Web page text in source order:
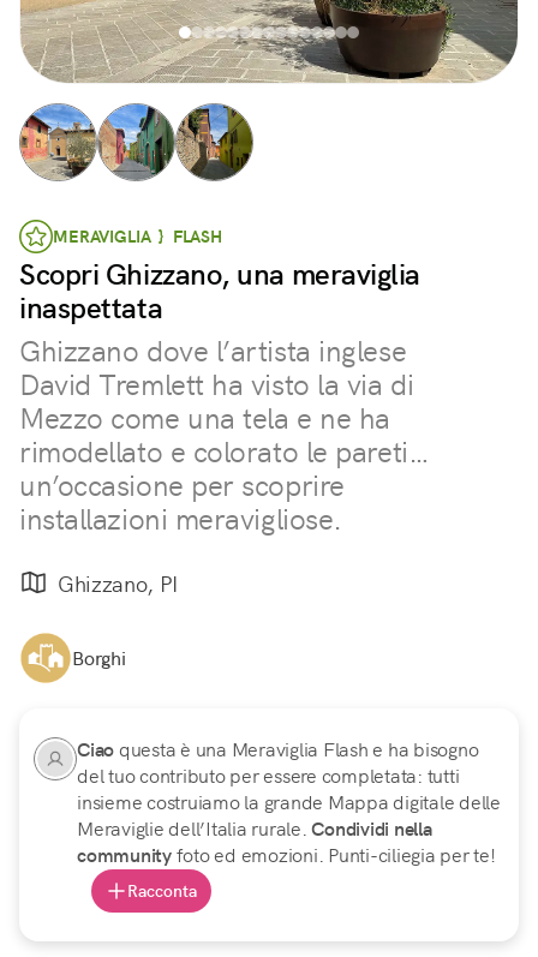
MERAVIGLIA } FLASH
Scopri Ghizzano, una meraviglia
inaspettata
Ghizzano dove l’artista inglese
David Tremlett ha visto la via di
Mezzo come una tela e ne ha
rimodellato e colorato le pareti…
un’occasione per scoprire
installazioni meravigliose.
Ghizzano, PI
Borghi
Ciao questa è una Meraviglia Flash e ha bisogno
del tuo contributo per essere completata: tutti
insieme costruiamo la grande Mappa digitale delle
Meraviglie dell’Italia rurale.Condividi nella
communityfoto ed emozioni. Punti-ciliegia per te!
Racconta